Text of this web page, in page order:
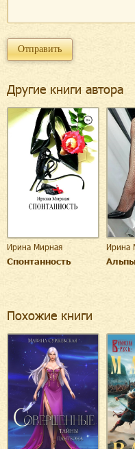
Другие книги автора
Ирина Мирная
Спонтанность
Ирина
Похожие книги